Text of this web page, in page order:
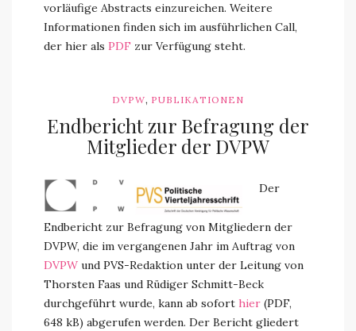
vorläufige Abstracts einzureichen. Weitere
Informationen finden sich im ausführlichen Call,
der hier als PDF zur Verfügung steht.
DVPW, PUBLIKATIONEN
Endbericht zur Befragung der
Mitglieder der DVPW
Der
Endbericht zur Befragung von Mitgliedern der
DVPW, die im vergangenen Jahr im Auftrag von
DVPW und PVS-Redaktion unter der Leitung von
Thorsten Faas und Rüdiger Schmitt-Beck
durchgeführt wurde, kann ab sofort hier (PDF,
648 kB) abgerufen werden. Der Bericht gliedert